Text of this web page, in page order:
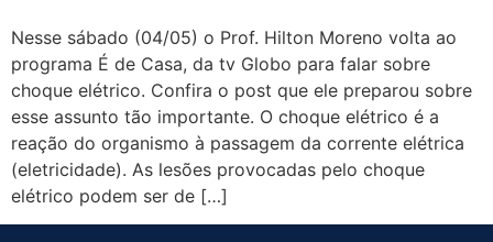
Nesse sábado (04/05) o Prof. Hilton Moreno volta ao
programa É de Casa, da tv Globo para falar sobre
choque elétrico. Confira o post que ele preparou sobre
esse assunto tão importante. O choque elétrico é a
reação do organismo à passagem da corrente elétrica
(eletricidade). As lesões provocadas pelo choque
elétrico podem ser de […]